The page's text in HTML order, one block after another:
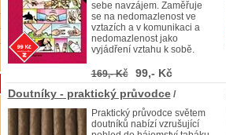
sebe navzájem. Zaměřuje
se na nedomazlenost ve
vztazích a v komunikaci a
nedomazlenost jako
vyjádření vztahu k sobě.
169,- Kč 99,- Kč
Doutníky - praktický průvodce/
Praktický průvodce světem
doutníků nabízí vzrušující